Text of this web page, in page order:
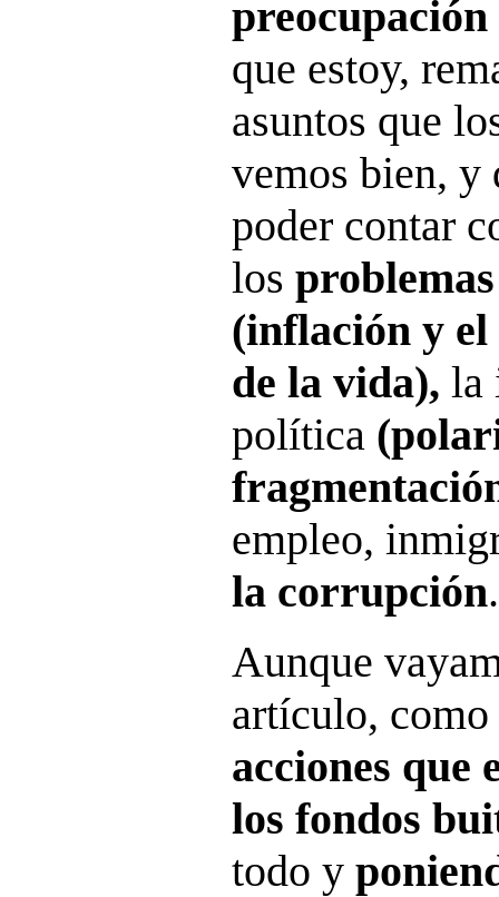
que estoy,
asuntos que
vemos bien, y
poder contar
los
(inflación y el
de la vida), la
política
empleo,
la corrupción.
Aunque
artículo,
acciones que
los fondos
todo y